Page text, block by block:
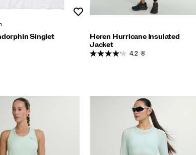
Singlet
Heren Hurricane Insulated
Jacket
4.2 (6)